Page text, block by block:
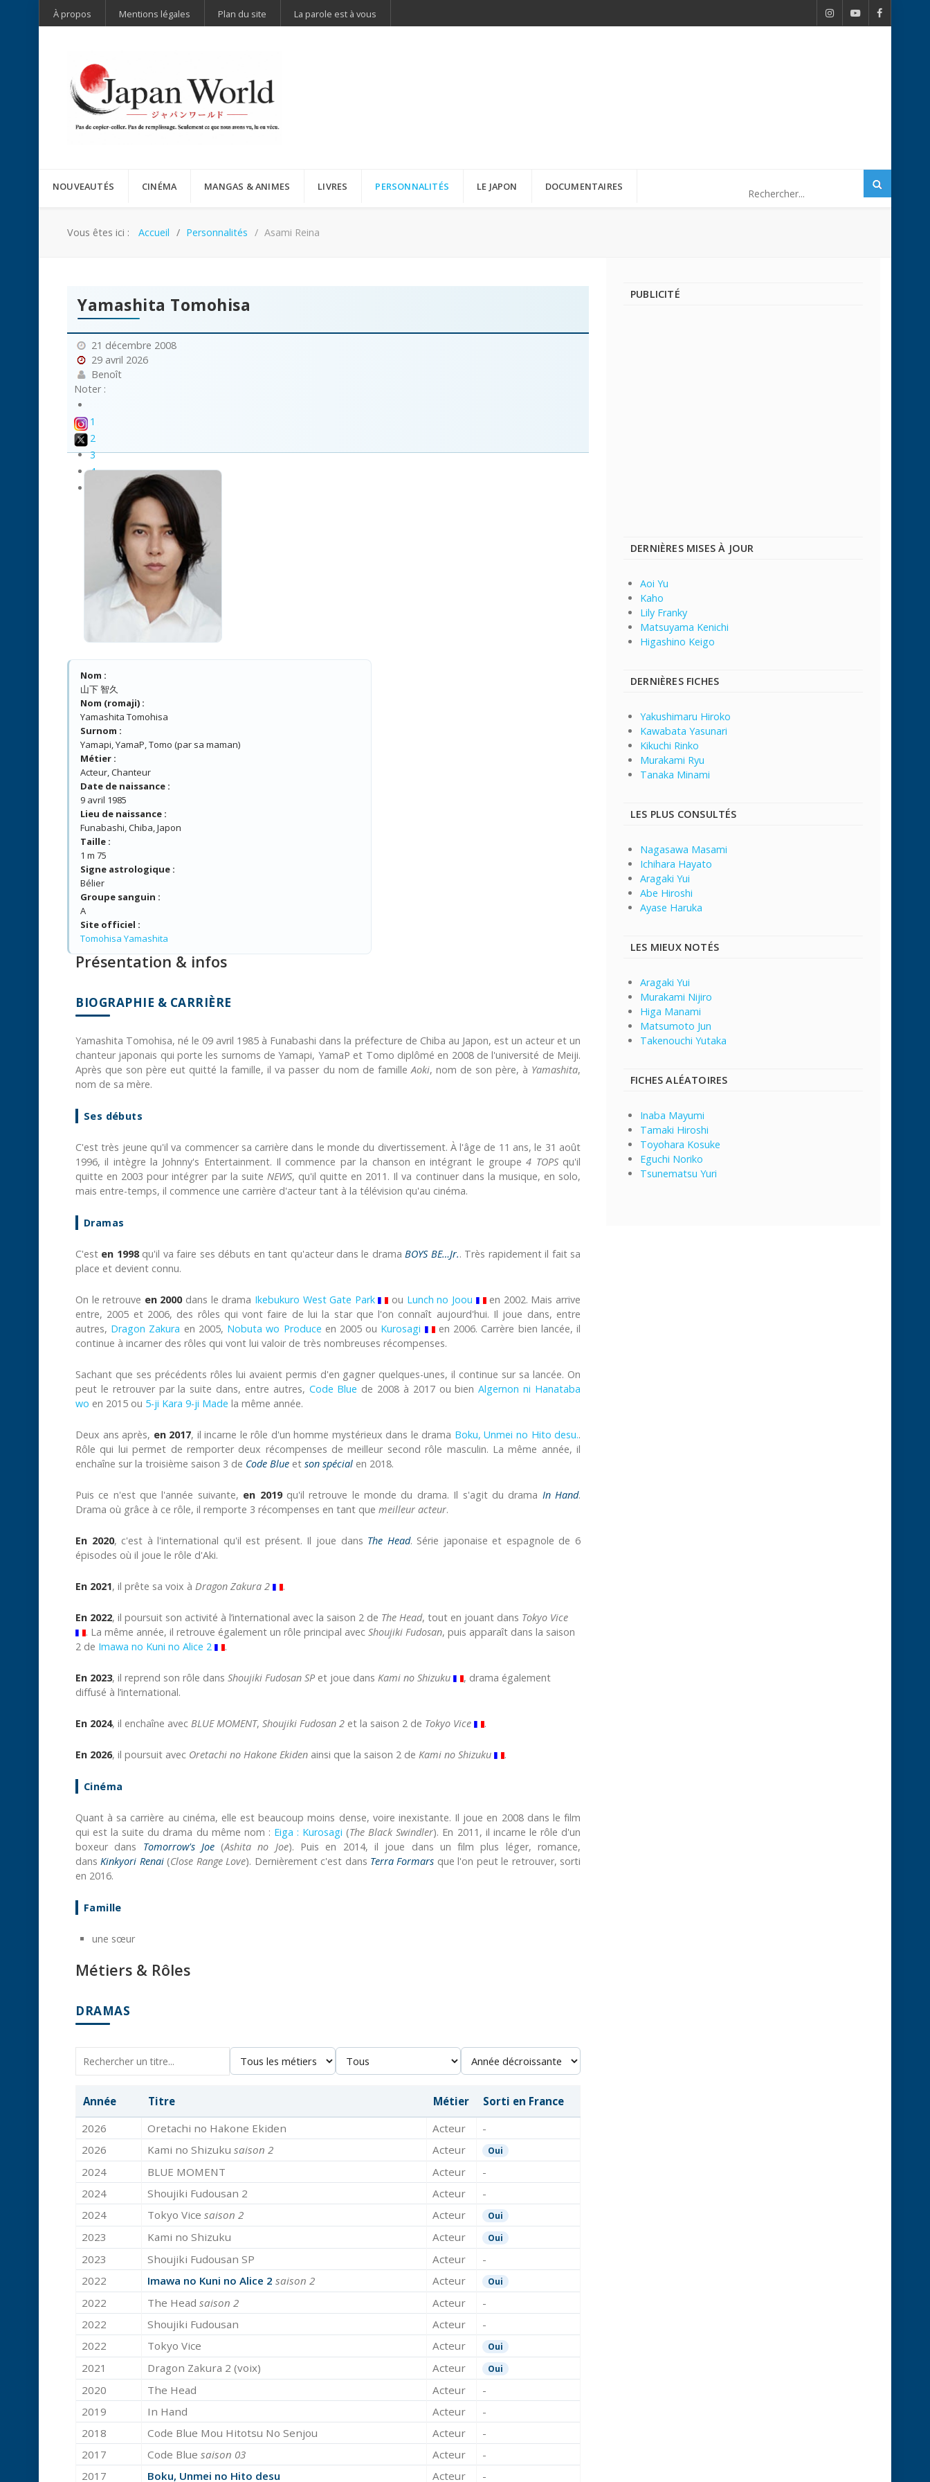
À propos Mentions légales Plan du site La parole est à vous
NOUVEAUTÉS CINÉMA MANGAS & ANIMES LIVRES PERSONNALITÉS LE JAPON DOCUMENTAIRES
Vous êtes ici : Accueil Personnalités Asami Reina
Yamashita Tomohisa
21 décembre 2008
29 avril 2026
Benoît
Noter :
1
2
3
4
Nom :
山下 智久
Nom (romaji) :
Yamashita Tomohisa
Surnom :
Yamapi, YamaP, Tomo (par sa maman)
Métier :
Acteur, Chanteur
Date de naissance :
9 avril 1985
Lieu de naissance :
Funabashi, Chiba, Japon
Taille :
1 m 75
Signe astrologique :
Bélier
Groupe sanguin :
A
Site officiel :
Tomohisa Yamashita
Présentation & infos
BIOGRAPHIE & CARRIÈRE
Yamashita Tomohisa, né le 09 avril 1985 à Funabashi dans la préfecture de Chiba au Japon, est un acteur et un
chanteur japonais qui porte les surnoms de Yamapi, YamaP et Tomo diplômé en 2008 de l'université de Meiji.
Après que son père eut quitté la famille, il va passer du nom de famille Aoki, nom de son père, à Yamashita,
nom de sa mère.
Ses débuts
C'est très jeune qu'il va commencer sa carrière dans le monde du divertissement. À l'âge de 11 ans, le 31 août
1996, il intègre la Johnny's Entertainment. Il commence par la chanson en intégrant le groupe4 TOPSqu'il
quitte en 2003 pour intégrer par la suite NEWS, qu'il quitte en 2011. Il va continuer dans la musique, en solo,
mais entre-temps, il commence une carrière d'acteur tant à la télévision qu'au cinéma.
Dramas
C'est en 1998qu'il va faire ses débuts en tant qu'acteur dans le drama BOYS BE…Jr.. Très rapidement il fait sa
place et devient connu.
On le retrouve en 2000dans le drama Ikebukuro West Gate Park ou Lunch no Joou
en 2002. Mais arrive
entre, 2005 et 2006, des rôles qui vont faire de lui la star que l'on connaît aujourd'hui. Il joue dans, entre
autres, Dragon Zakura en 2005, Nobuta wo Produce en 2005 ou Kurosagi
en 2006. Carrère bien lancée, il
continue à incarner des rôles qui vont lui valoir de très nombreuses récompenses.
Sachant que ses précédents rôles lui avaient permis d'en gagner quelques-unes, il continue sur sa lancée. On
peut le retrouver par la suite dans, entre autres, Code Blue de 2008 à 2017 ou bienAlgernon ni Hanataba
wo en 2015 ou 5-ji Kara 9-ji Made la même année.
Deux ans après, en 2017, il incarne le rôle d'un homme mystérieux dans le drama Boku, Unmei no Hito desu..
Rôle qui lui permet de remporter deux récompenses de meilleur second rôle masculin. La même année, il
enchaîne sur la troisième saison 3 de Code Blue et son spécial en 2018.
Puis ce n'est que l'année suivante, en 2019qu'il retrouve le monde du drama. Il s'agit du drama In Hand.
Drama où grâce à ce rôle, il remporte 3 récompenses en tant que meilleur acteur.
En 2020, c'est à l'international qu'il est présent. Il joue dans The Head. Série japonaise et espagnole de 6
épisodes où il joue le rôle d'Aki.
En 2021, il prête sa voix à Dragon Zakura 2 .
En 2022, il poursuit son activité à l’international avec la saison 2 de The Head, tout en jouant dans Tokyo Vice
. La même année, il retrouve également un rôle principal avec Shoujiki Fudosan, puis apparaît dans la saison
2 de Imawa no Kuni no Alice 2 .
En 2023, il reprend son rôle dans Shoujiki Fudosan SP et joue dans Kami no Shizuku
, drama également
diffusé à l’international.
En 2024, il enchaîne avec BLUE MOMENT, Shoujiki Fudosan 2 et la saison 2 de Tokyo Vice .
En 2026, il poursuit avec Oretachi no Hakone Ekiden ainsi que la saison 2 de Kami no Shizuku .
Cinéma
Quant à sa carrière au cinéma, elle est beaucoup moins dense, voire inexistante. Il joue en 2008 dans le film
qui est la suite du drama du même nom : Eiga : Kurosagi (The Black Swindler). En 2011, il incarne le rôle d'un
boxeur dans Tomorrow's Joe(Ashita no Joe). Puis en 2014, il joue dans un film plus léger, romance,
dans Kinkyori Renai(Close Range Love). Dernièrement c'est dans Terra Formars que l'on peut le retrouver, sorti
en 2016.
Famille
une sœur
Métiers & Rôles
DRAMAS
Année Titre Métier
Sorti en France
2026
Oretachi no Hakone Ekiden Acteur
-
2026
Kami no Shizuku saison 2 Acteur Oui
2024 BLUE MOMENT Acteur
-
2024
Shoujiki Fudousan 2 Acteur
-
2024
Tokyo Vice saison 2 Acteur Oui
2023 Kami no Shizuku Acteur Oui
2023 Shoujiki Fudousan SP Acteur
-
2022
Imawa no Kuni no Alice 2 saison 2 Acteur Oui
2022 The Head saison 2 Acteur
-
2022
Shoujiki Fudousan Acteur
-
2022
Tokyo Vice Acteur Oui
2021 Dragon Zakura 2 (voix) Acteur Oui
2020 The Head Acteur
-
2019
In Hand Acteur
-
2018
Code Blue Mou Hitotsu No Senjou Acteur
-
2017
Code Blue saison 03 Acteur
-
2017
Boku, Unmei no Hito desu Acteur -
PUBLICITÉ
DERNIÈRES MISES À JOUR
Aoi Yu
Kaho
Lily Franky
Matsuyama Kenichi
Higashino Keigo
DERNIÈRES FICHES
Yakushimaru Hiroko
Kawabata Yasunari
Kikuchi Rinko
Murakami Ryu
Tanaka Minami
LES PLUS CONSULTÉS
Nagasawa Masami
Ichihara Hayato
Aragaki Yui
Abe Hiroshi
Ayase Haruka
LES MIEUX NOTÉS
Aragaki Yui
Murakami Nijiro
Higa Manami
Matsumoto Jun
Takenouchi Yutaka
FICHES ALÉATOIRES
Inaba Mayumi
Tamaki Hiroshi
Toyohara Kosuke
Eguchi Noriko
Tsunematsu Yuri